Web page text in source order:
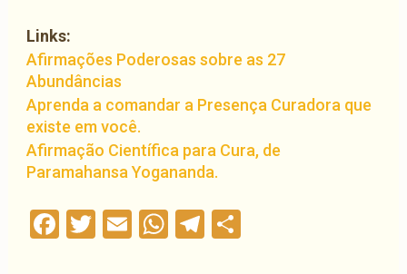
Links:
Afirmações Poderosas sobre as 27
Abundâncias
Aprenda a comandar a Presença Curadora que
existe em você.
Afirmação Científica para Cura, de
Paramahansa Yogananda.
Facebook
Twitter
EmailWhatsApp
Telegram